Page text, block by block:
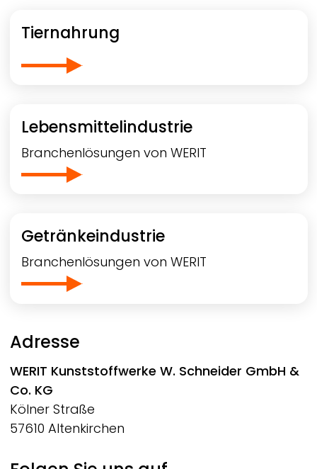
Tiernahrung
Lebensmittelindustrie
Branchenlösungen von WERIT
Getränkeindustrie
Branchenlösungen von WERIT
Adresse
WERIT Kunststoffwerke W. Schneider GmbH &
Co. KG
Kölner Straße
57610 Altenkirchen